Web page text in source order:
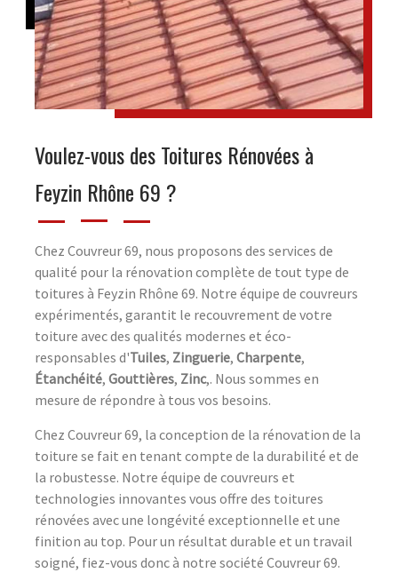
Voulez-vous des Toitures Rénovées à
Feyzin Rhône 69 ?
Chez Couvreur 69, nous proposons des services de
qualité pour la rénovation complète de tout type de
toitures à Feyzin Rhône 69. Notre équipe de couvreurs
expérimentés, garantit le recouvrement de votre
toiture avec des qualités modernes et éco-
responsables d'Tuiles, Zinguerie, Charpente,
Étanchéité, Gouttières, Zinc,. Nous sommes en
mesure de répondre à tous vos besoins.
Chez Couvreur 69, la conception de la rénovation de la
toiture se fait en tenant compte de la durabilité et de
la robustesse. Notre équipe de couvreurs et
technologies innovantes vous offre des toitures
rénovées avec une longévité exceptionnelle et une
finition au top. Pour un résultat durable et un travail
soigné, fiez-vous donc à notre société Couvreur 69.